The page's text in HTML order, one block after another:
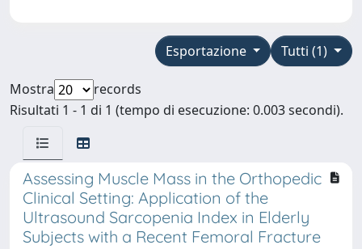
Tutti (1)
Esportazione
Mostra
records
Risultati 1 - 1 di 1 (tempo di esecuzione: 0.003 secondi).
Assessing Muscle Mass in the Orthopedic
Clinical Setting: Application of the
Ultrasound Sarcopenia Index in Elderly
Subjects with a Recent Femoral Fracture